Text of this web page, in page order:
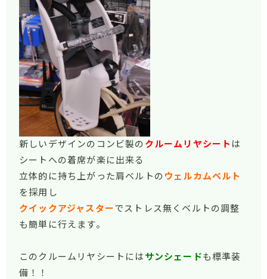
新しいデザインのコンビ製の クルームリヤシート は
シートへの着席が楽に出来る
立体的に持ち上がった肩ベルトの ウェルカムベルト
を採用し
クイックアジャスターでストレス無くベルトの調整
も簡単に行えます。
このクルームリヤシートには サンシェードも標準装
備！！